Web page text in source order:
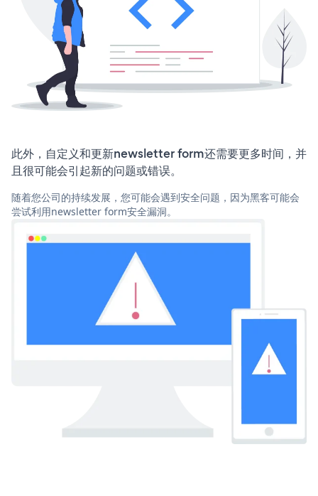
此外，自定义和更新newsletter form还需要更多时间，并
且很可能会引起新的问题或错误。
随着您公司的持续发展，您可能会遇到安全问题，因为黑客可能会
尝试利用newsletter form安全漏洞。